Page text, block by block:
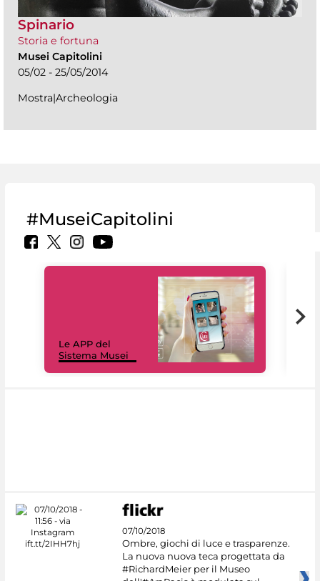
Spinario
Storia e fortuna
Musei Capitolini
05/02 - 25/05/2014
Mostra|Archeologia
#MuseiCapitolini
Le APP del
Sistema Musei
07/10/2018
Ombre, giochi di luce e trasparenze.
La nuova nuova teca progettata da
#RichardMeier per il Museo